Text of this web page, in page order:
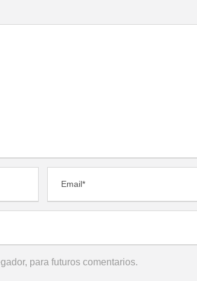
para futuros comentarios.